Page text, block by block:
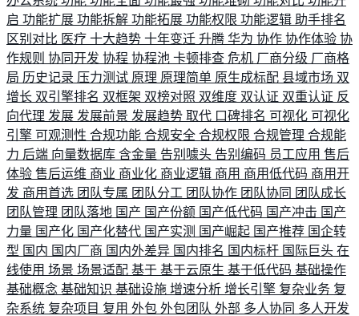
启 功能扩展 功能拆解 功能拓展 功能权限 功能逻辑 助手排名
区别对比 医疗 十大趋势 十年变迁 升腾 华为 协作 协作体验 协
作规则 协同开发 协程 协程池 卡顿排查 危机 厂商分级 厂商格
局 历史记录 压力测试 原理 原理简单 原生成标配 县域市场 双
增长 双引擎排名 双框架 双榜对照 双维度 双认证 双重认证 反
向代理 发展 发展前景 发展趋势 取代 口碑排名 可视化 可视化
引擎 可观测性 合规功能 合规安全 合规权限 合规管理 合规能
力 后端 向量数据库 含金量 告别噱头 告别编码 员工应用 售后
体验 售后运维 商业 商业化 商业逻辑 商用 商用低代码 商用开
发 商用首选 团队专属 团队分工 团队协作 团队协同 团队成长
团队管理 团队落地 国产 国产份额 国产低代码 国产冲击 国产
力量 国产化 国产化替代 国产实测 国产崛起 国产推荐 国企转
型 国内 国内厂商 国内外差异 国内排名 国内标杆 国际巨头 在
线使用 场景 场景适配 基于 基于云原生 基于低代码 基础操作
基础概念 基础知识 基础设施 增速分析 增长引擎 复杂业务 复
杂系统 复杂项目 复用 外包 外包团队 外部 多人协同 多人开发